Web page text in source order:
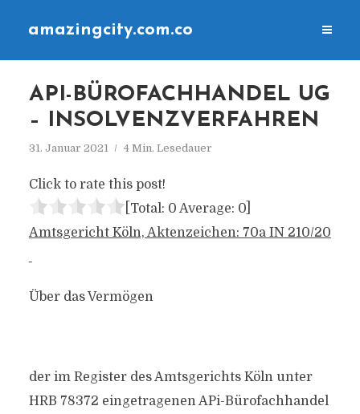
amazingcity.com.co
API-BÜROFACHHANDEL UG
– INSOLVENZVERFAHREN
31. Januar 2021 4 Min. Lesedauer
Click to rate this post!
[Total: 0 Average: 0]
Amtsgericht Köln, Aktenzeichen: 70a IN 210/20
Über das Vermögen
der im Register des Amtsgerichts Köln unter
HRB 78372 eingetragenen APi-Bürofachhandel